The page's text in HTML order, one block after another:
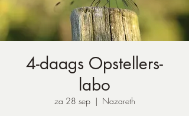
4-daags Opstellers-
labo
za 28 sep
  |
Nazareth